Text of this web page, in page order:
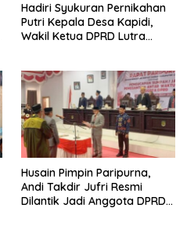
Hadiri Syukuran Pernikahan
Putri Kepala Desa Kapidi,
Wakil Ketua DPRD Lutra
Husain Pimpin Paripurna,
Andi Takdir Jufri Resmi
Dilantik Jadi Anggota DPRD